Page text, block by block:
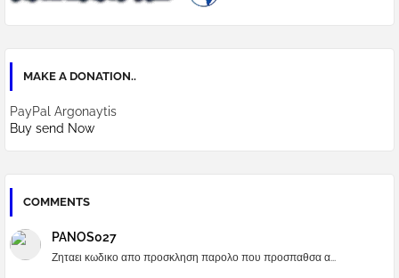
MAKE A DONATION..
PayPal Argonaytis
Buy send Now
COMMENTS
PANOS027
Ζηταει κωδικο απο προσκληση παρολο που προσπαθσα α...